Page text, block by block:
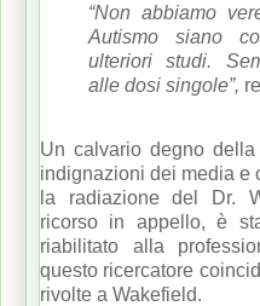
“Non abbiamo
Autismo siano
ulteriori studi.
alle dosi singole”,
Un calvario degno
indignazioni dei media e
la radiazione del Dr.
ricorso in appello, è
riabilitato alla
questo ricercatore
rivolte a Wakefield.